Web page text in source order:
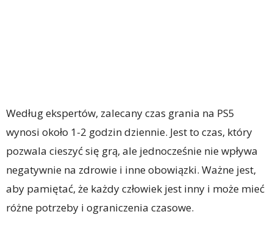
Według ekspertów, zalecany czas grania na PS5
wynosi około 1-2 godzin dziennie. Jest to czas, który
pozwala cieszyć się grą, ale jednocześnie nie wpływa
negatywnie na zdrowie i inne obowiązki. Ważne jest,
aby pamiętać, że każdy człowiek jest inny i może mieć
różne potrzeby i ograniczenia czasowe.